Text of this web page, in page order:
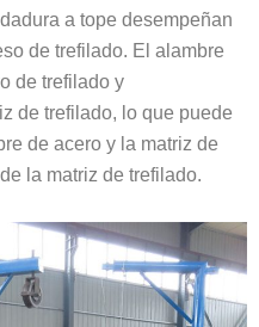
a tope desempeñan
de trefilado. El alambre
de trefilado y
de trefilado, lo que puede
de acero y la matriz de
la matriz de trefilado.